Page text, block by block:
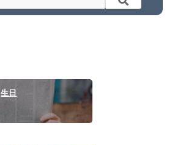
生日